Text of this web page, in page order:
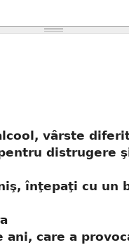
vârste
distrugere
înţepaţi cu un
care a